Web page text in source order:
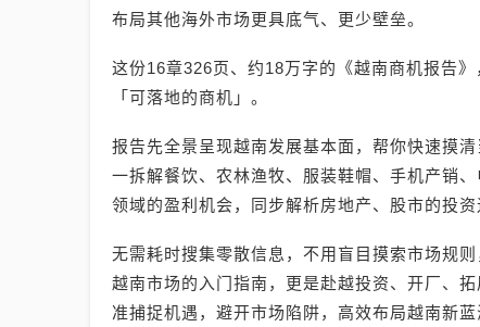
布局其他海外市场更具底气、更少壁垒。
这份16章326页、约18万字的《越南商机报告
「可落地的商机」。
报告先全景呈现越南发展基本面，帮你快速摸
一拆解餐饮、农林渔牧、服装鞋帽、手机产销
领域的盈利机会，同步解析房地产、股市的投资
无需耗时搜集零散信息，不用盲目摸索市场规
越南市场的入门指南，更是赴越投资、开厂、
准捕捉机遇，避开市场陷阱，高效布局越南新蓝